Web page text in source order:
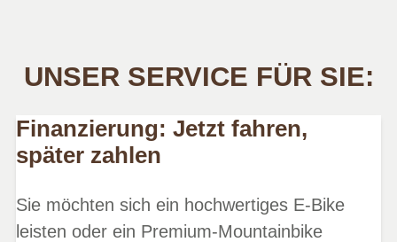
UNSER SERVICE FÜR SIE:
Finanzierung: Jetzt fahren,
später zahlen
Sie möchten sich ein hochwertiges E-Bike
leisten oder ein Premium-Mountainbike